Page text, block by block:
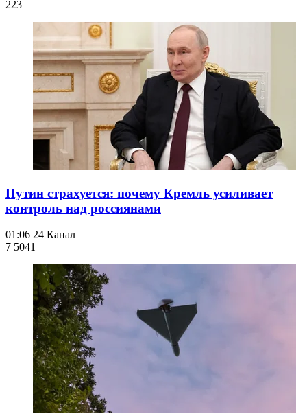
223
Путин страхуется: почему Кремль усиливает
контроль над россиянами
01:06 24 Канал
7 5041